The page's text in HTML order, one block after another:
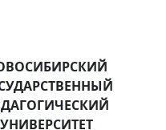
УНИВЕРСИТЕТ